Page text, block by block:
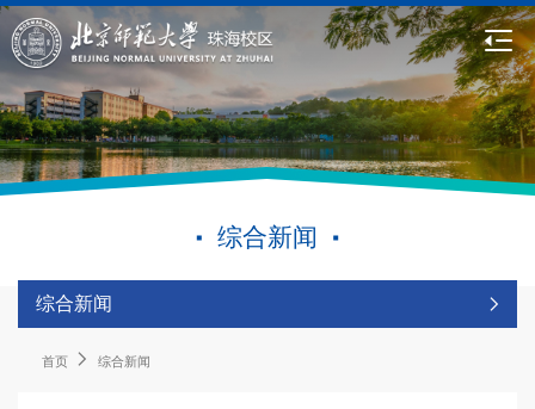
综合新闻
综合新闻
首页 综合新闻